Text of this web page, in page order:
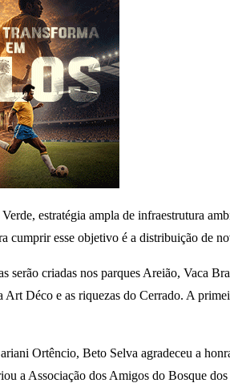
estratégia ampla de infraestrutura
cumprir esse objetivo é a distribuição de
serão criadas nos parques Areião, Vaca
Art Déco e as riquezas do Cerrado. A
Ortêncio, Beto Selva agradeceu a
a Associação dos Amigos do Bosque